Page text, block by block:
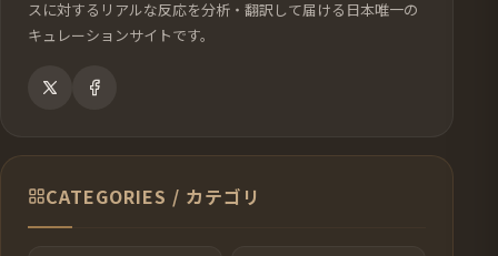
スに対するリアルな反応を分析・翻訳して届ける日本唯一の
キュレーションサイトです。
CATEGORIES / カテゴリ